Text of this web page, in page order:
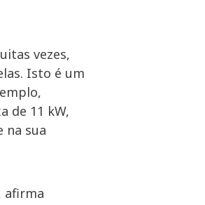
vezes,
Isto é um
de 11 kW,
na sua
afirma